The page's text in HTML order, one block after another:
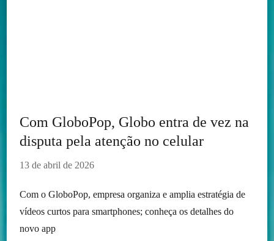
Com GloboPop, Globo entra de vez na
disputa pela atenção no celular
13 de abril de 2026
Com o GloboPop, empresa organiza e amplia estratégia de
vídeos curtos para smartphones; conheça os detalhes do
novo app